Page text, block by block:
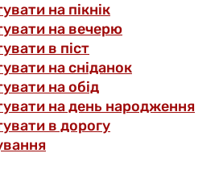
на пікнік
на вечерю
в піст
на сніданок
на обід
на день народження
в дорогу